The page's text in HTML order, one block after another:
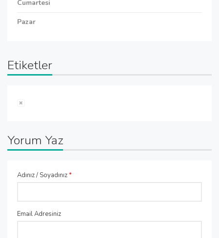
Cumartesi
Pazar
Etiketler
Yorum Yaz
Adınız / Soyadınız*
Email Adresiniz